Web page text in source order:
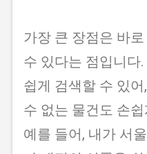
가장 큰 장점은 바
수 있다는 점입니다
쉽게 검색할 수 있
수 없는 물건도 손
예를 들어, 내가 서